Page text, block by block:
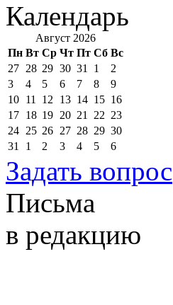
Календарь
Август 2026
Пн Вт Ср Чт Пт Сб Вс
27 28 29 30 31 1
2
3
4 5 6 7 8
9
10 11 12 13 14 15 16
17 18 19 20 21 22 23
24 25 26 27 28 29 30
31
1 2 3 4 5 6
Задать вопрос
Письма
в редакцию